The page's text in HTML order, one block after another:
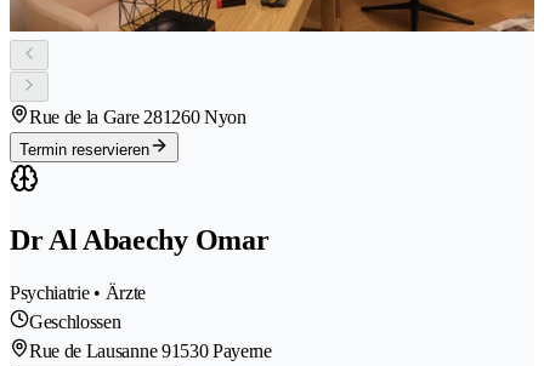
Rue de la Gare 281260 Nyon
Termin reservieren
Dr Al Abaechy Omar
Psychiatrie • Ärzte
Geschlossen
Rue de Lausanne 91530 Payerne